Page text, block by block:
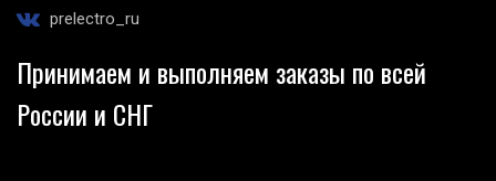
prelectro_ru
Принимаем и выполняем заказы по всей
России и СНГ